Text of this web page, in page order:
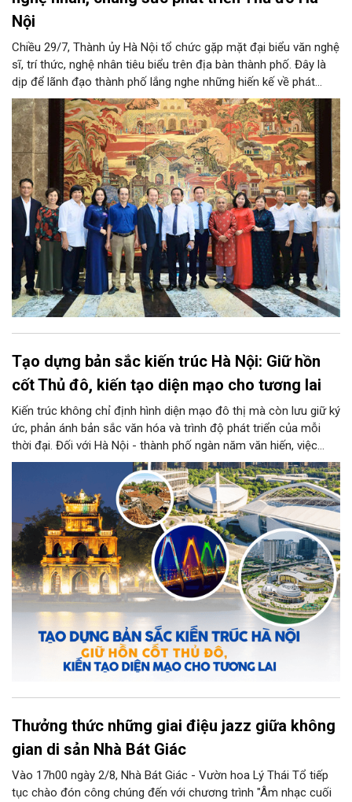
Nội
Chiều 29/7, Thành ủy Hà Nội tổ chức gặp mặt đại biểu văn nghệ
sĩ, trí thức, nghệ nhân tiêu biểu trên địa bàn thành phố. Đây là
dịp để lãnh đạo thành phố lắng nghe những hiến kế về phát
triển khoa học công nghệ, đổi mới sáng tạo, công nghiệp văn
hóa và phát huy nguồn lực con người, góp phần tạo động lực
mới cho sự phát triển nhanh, bền vững của Thủ đô.
Tạo dựng bản sắc kiến trúc Hà Nội: Giữ hồn
cốt Thủ đô, kiến tạo diện mạo cho tương lai
Kiến trúc không chỉ định hình diện mạo đô thị mà còn lưu giữ ký
ức, phản ánh bản sắc văn hóa và trình độ phát triển của mỗi
thời đại. Đối với Hà Nội - thành phố ngàn năm văn hiến, việc
kiến tạo những công trình mới hài hòa với không gian lịch sử,
đồng thời phát huy vai trò của đội ngũ kiến trúc sư trong bảo
tồn và sáng tạo, là yêu cầu quan trọng để xây dựng Thủ đô
"Văn hiến - Văn minh - Hiện đại", đáp ứng yêu cầu phát triển
trong thời kỳ mới.
Thưởng thức những giai điệu jazz giữa không
gian di sản Nhà Bát Giác
Vào 17h00 ngày 2/8, Nhà Bát Giác - Vườn hoa Lý Thái Tổ tiếp
tục chào đón công chúng đến với chương trình "Âm nhạc cuối